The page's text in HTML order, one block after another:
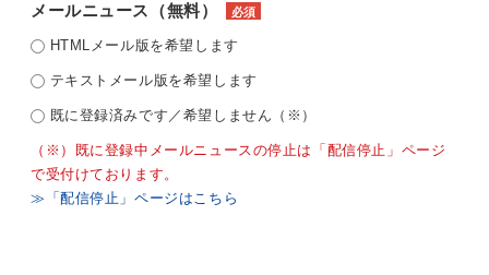
メールニュース（無料） 必須
HTMLメール版を希望します
テキストメール版を希望します
既に登録済みです／希望しません（※）
（※）既に登録中メールニュースの停止は「配信停止」ページ
で受付けております。
≫「配信停止」ページはこちら